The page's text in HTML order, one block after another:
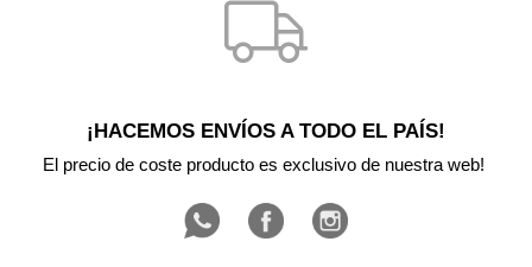
¡HACEMOS ENVÍOS A TODO EL PAÍS!
El precio de coste producto es exclusivo de nuestra web!